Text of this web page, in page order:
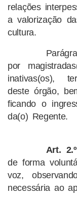
relações
a valorização
cultura.
por
inativas(os),
deste órgão,
ficando o
da(o) Regente.
Art.
de forma
voz,
necessária ao